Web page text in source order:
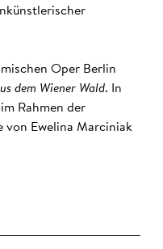
Oper Berlin
dem Wiener Wald. In
Rahmen der
von Ewelina Marciniak